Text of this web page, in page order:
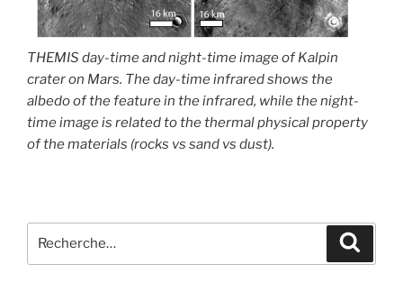
THEMIS day-time and night-time image of Kalpin
crater on Mars. The day-time infrared shows the
albedo of the feature in the infrared, while the night-
time image is related to the thermal physical property
of the materials (rocks vs sand vs dust).
pour